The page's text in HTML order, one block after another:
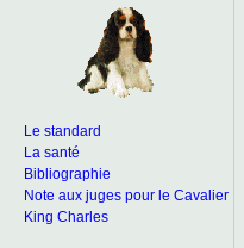
Le standard
La santé
Bibliographie
Note aux juges pour le Cavalier
King Charles